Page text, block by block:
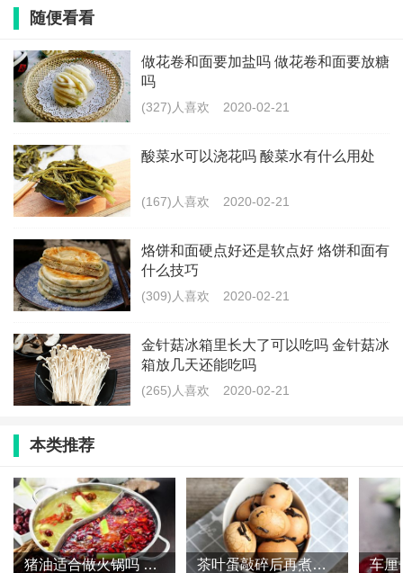
可无水，其没水的话，具体能够保存多久和保存的温度
超过了20度，螃蟹保存不超过8小时，若是温度较低，螃
蟹保存的时间会有所延长，一般不超过2天。同时需要随
弃不宜食用。
吃螃蟹能吃柿子吗
最好不要吃。
因为在螃蟹里面有许多的蛋白质，而在柿子里面含有鞣
酸，要是螃蟹和柿子一起吃，蛋白质和鞣酸就会互相发
生反应，进而形成一种蛋白质凝固物，人们的胃部对于
这种物质很难消化，进而引发腹泻、呕吐等情况。
另外，螃蟹和柿子都属于寒凉食物，要是同时吃的话，
就会使寒性成倍增长，人们的胃肠道会吃不消，这就会
导致胃痛、腹痛等症状，尤其是胃寒的人，症状会更加
随便看看
做花卷和面要加盐吗 做花卷和面要放糖
吗
(327)人喜欢 2020-02-21
酸菜水可以浇花吗 酸菜水有什么用处
(167)人喜欢 2020-02-21
烙饼和面硬点好还是软点好 烙饼和面有
什么技巧
(309)人喜欢 2020-02-21
金针菇冰箱里长大了可以吃吗 金针菇冰
箱放几天还能吃吗
(265)人喜欢 2020-02-21
本类推荐
猪油适合做火锅吗 火锅为什么不用猪油 茶叶蛋敲碎后再煮几分钟 茶叶蛋敲碎之后再煮多久